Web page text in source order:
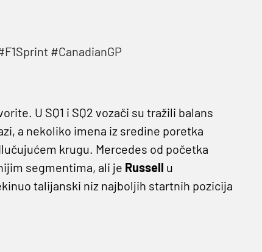
#CanadianGP
U SQ1 i SQ2 vozači su tražili balans
a nekoliko imena iz sredine poretka
krugu. Mercedes od početka
segmentima, ali je Russell u
talijanski niz najboljih startnih pozicija